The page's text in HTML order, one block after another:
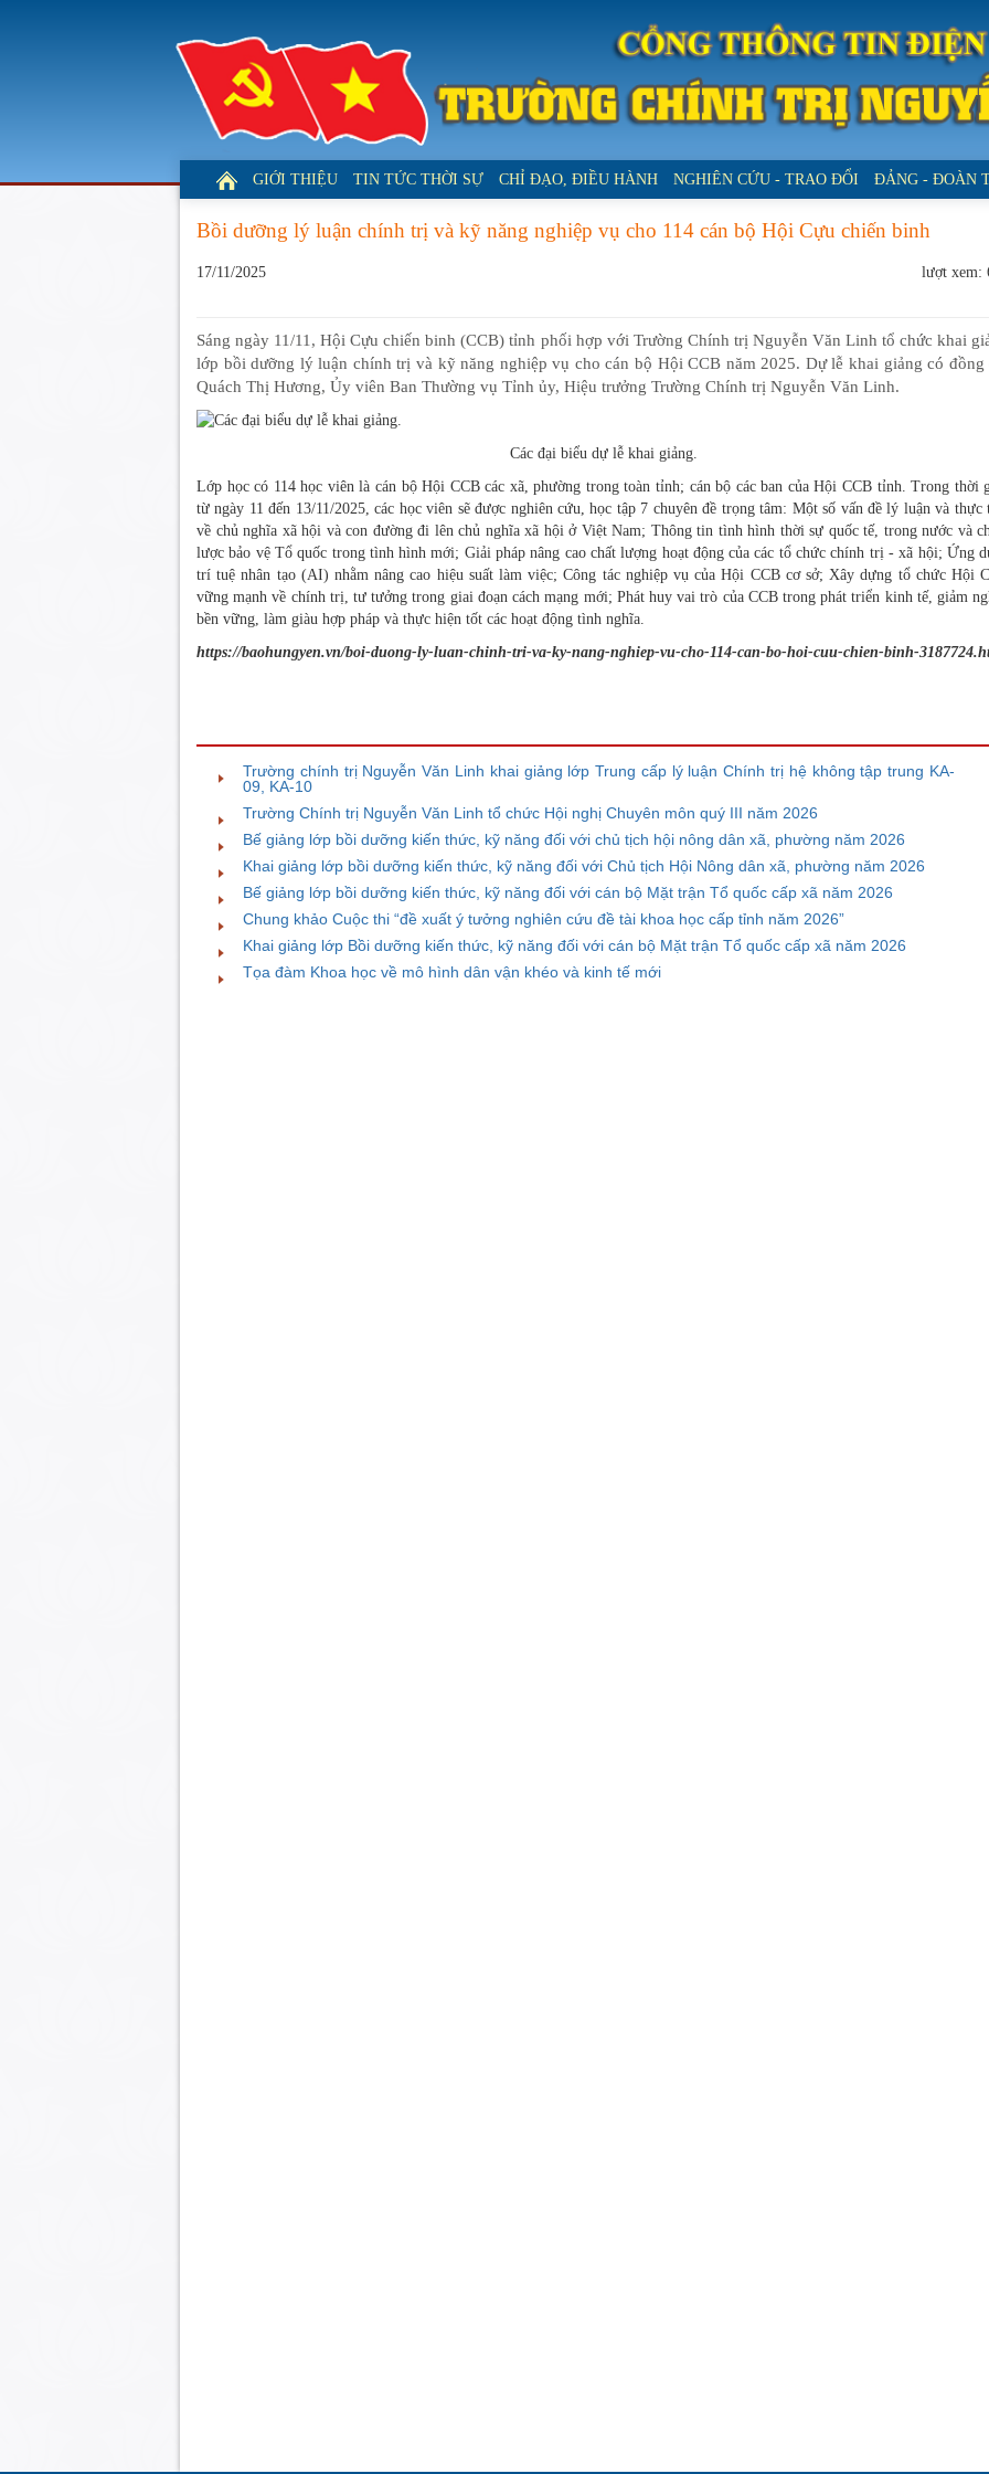
GIỚI THIỆU TIN TỨC THỜI SỰ CHỈ ĐẠO, ĐIỀU HÀNH NGHIÊN CỨU - TRAO ĐỔI ĐẢNG - ĐOÀN
Bồi dưỡng lý luận chính trị và kỹ năng nghiệp vụ cho 114 cán bộ Hội Cựu chiến binh
17/11/2025 lượt xem:
Sáng ngày 11/11, Hội Cựu chiến binh (CCB) tỉnh phối hợp với Trường Chính trị Nguyễn Văn Linh tổ chức khai
lớp bồi dưỡng lý luận chính trị và kỹ năng nghiệp vụ cho cán bộ Hội CCB năm 2025. Dự lễ khai giảng có đồng
Quách Thị Hương, Ủy viên Ban Thường vụ Tỉnh ủy, Hiệu trưởng Trường Chính trị Nguyễn Văn Linh.
Các đại biểu dự lễ khai giảng.
Lớp học có 114 học viên là cán bộ Hội CCB các xã, phường trong toàn tỉnh; cán bộ các ban của Hội CCB tỉnh. Trong thời
từ ngày 11 đến 13/11/2025, các học viên sẽ được nghiên cứu, học tập 7 chuyên đề trọng tâm: Một số vấn đề lý luận và thực
về chủ nghĩa xã hội và con đường đi lên chủ nghĩa xã hội ở Việt Nam; Thông tin tình hình thời sự quốc tế, trong nước và
lược bảo vệ Tổ quốc trong tình hình mới; Giải pháp nâng cao chất lượng hoạt động của các tổ chức chính trị - xã hội; Ứng
trí tuệ nhân tạo (AI) nhằm nâng cao hiệu suất làm việc; Công tác nghiệp vụ của Hội CCB cơ sở; Xây dựng tổ chức Hội
vững mạnh về chính trị, tư tưởng trong giai đoạn cách mạng mới; Phát huy vai trò của CCB trong phát triển kinh tế, giảm
bền vững, làm giàu hợp pháp và thực hiện tốt các hoạt động tình nghĩa.
https://baohungyen.vn/boi-duong-ly-luan-chinh-tri-va-ky-nang-nghiep-vu-cho-114-can-bo-hoi-cuu-chien-binh-
Trường chính trị Nguyễn Văn Linh khai giảng lớp Trung cấp lý luận Chính trị hệ không tập trung KA-
09, KA-10
Trường Chính trị Nguyễn Văn Linh tổ chức Hội nghị Chuyên môn quý III năm 2026
Bế giảng lớp bồi dưỡng kiến thức, kỹ năng đối với chủ tịch hội nông dân xã, phường năm 2026
Khai giảng lớp bồi dưỡng kiến thức, kỹ năng đối với Chủ tịch Hội Nông dân xã, phường năm 2026
Bế giảng lớp bồi dưỡng kiến thức, kỹ năng đối với cán bộ Mặt trận Tổ quốc cấp xã năm 2026
Chung khảo Cuộc thi “đề xuất ý tưởng nghiên cứu đề tài khoa học cấp tỉnh năm 2026”
Khai giảng lớp Bồi dưỡng kiến thức, kỹ năng đối với cán bộ Mặt trận Tổ quốc cấp xã năm 2026
Tọa đàm Khoa học về mô hình dân vận khéo và kinh tế mới